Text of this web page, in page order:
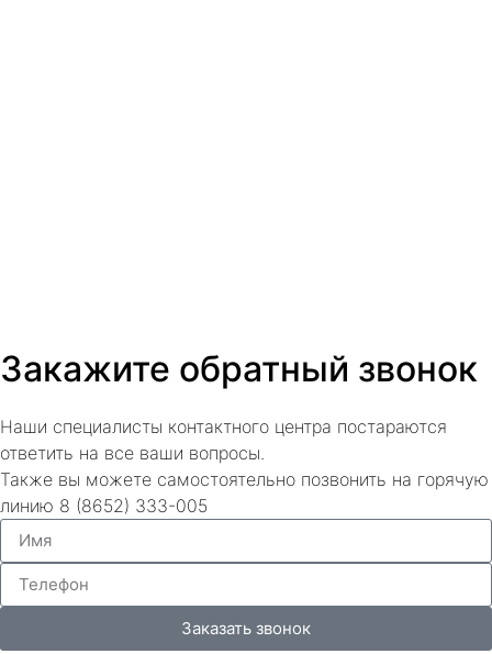
Закажите обратный звонок
Наши специалисты контактного центра постараются
ответить на все ваши вопросы.
Также вы можете самостоятельно позвонить на горячую
линию 8 (8652) 333-005
Заказать звонок